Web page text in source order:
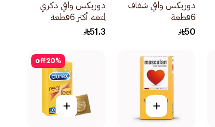
دوريكس واقي شفاف
6قطعة
50
دوريكس واقي ذكري
لمتعه أكثر 6قطعة
51.3
+
20%
off
+